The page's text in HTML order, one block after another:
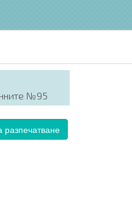
№95
разпечатване